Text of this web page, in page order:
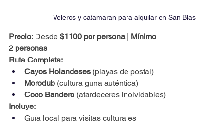
Veleros y catamaran para alquilar en San Blas
Precio: Desde $1100 por persona | Mínimo
2 personas
Ruta Completa:
Cayos Holandeses (playas de postal)
Morodub (cultura guna auténtica)
Coco Bandero (atardeceres inolvidables)
Incluye:
Guía local para visitas culturales